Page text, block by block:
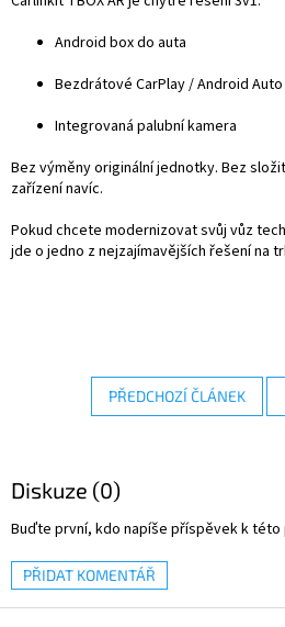
Android box do auta
Bezdrátové CarPlay / Android Auto
Integrovaná palubní kamera
Bez výměny originální jednotky. Bez
zařízení navíc.
Pokud chcete modernizovat svůj vůz
jde o jedno z nejzajímavějších řešení na
PŘEDCHOZÍ ČLÁNEK
Diskuze (0)
Buďte první, kdo napíše příspěvek k této
PŘIDAT KOMENTÁŘ